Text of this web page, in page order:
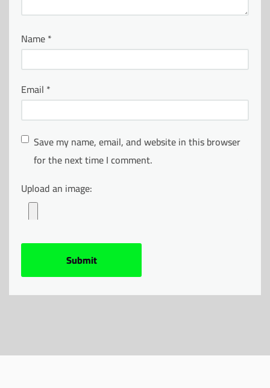
Name*
Email *
Save my name, email, and website in this browser
for the next time I comment.
Upload an image: